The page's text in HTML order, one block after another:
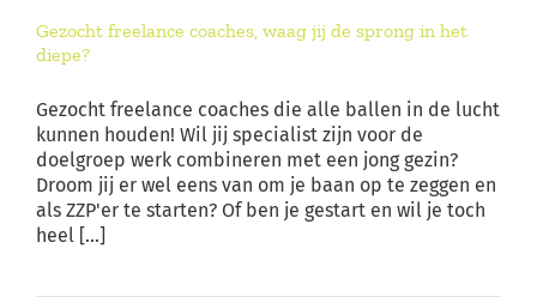
Gezocht freelance coaches, waag jij de sprong in het
diepe?
Gezocht freelance coaches die alle ballen in de lucht
kunnen houden! Wil jij specialist zijn voor de
doelgroep werk combineren met een jong gezin?
Droom jij er wel eens van om je baan op te zeggen en
als ZZP'er te starten? Of ben je gestart en wil je toch
heel [...]